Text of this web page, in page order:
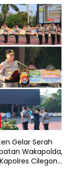
Gelar Serah
Wakapolda,
Cilegon